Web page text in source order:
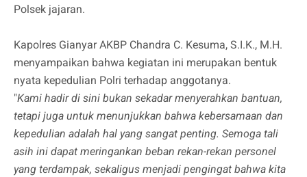
Polsek jajaran.
Kapolres Gianyar AKBP Chandra C. Kesuma, S.I.K., M.H.
menyampaikan bahwa kegiatan ini merupakan bentuk
nyata kepedulian Polri terhadap anggotanya.
"Kami hadir di sini bukan sekadar menyerahkan bantuan,
tetapi juga untuk menunjukkan bahwa kebersamaan dan
kepedulian adalah hal yang sangat penting. Semoga tali
asih ini dapat meringankan beban rekan-rekan personel
yang terdampak, sekaligus menjadi pengingat bahwa kita